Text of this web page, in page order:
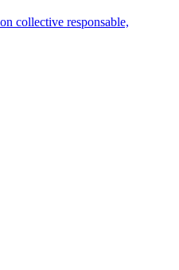
collective responsable,